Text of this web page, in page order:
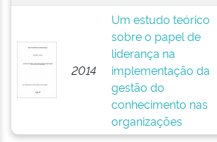
2014
Um estudo teórico
sobre o papel de
liderança na
implementação da
gestão do
conhecimento nas
organizações